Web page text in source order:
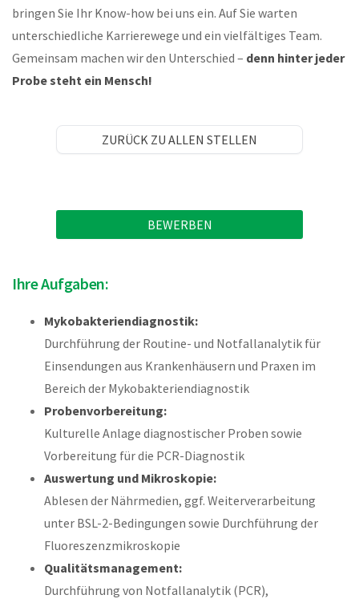
bringen Sie Ihr Know-how bei uns ein. Auf Sie warten
unterschiedliche Karrierewege und ein vielfältiges Team.
Gemeinsam machen wir den Unterschied – denn hinter jeder
Probe steht ein Mensch!
ZURÜCK ZU ALLEN STELLEN
BEWERBEN
Ihre Aufgaben:
Mykobakteriendiagnostik:
Durchführung der Routine- und Notfallanalytik für
Einsendungen aus Krankenhäusern und Praxen im
Bereich der Mykobakteriendiagnostik
Probenvorbereitung:
Kulturelle Anlage diagnostischer Proben sowie
Vorbereitung für die PCR-Diagnostik
Auswertung und Mikroskopie:
Ablesen der Nährmedien, ggf. Weiterverarbeitung
unter BSL-2-Bedingungen sowie Durchführung der
Fluoreszenzmikroskopie
Qualitätsmanagement:
Durchführung von Notfallanalytik (PCR),